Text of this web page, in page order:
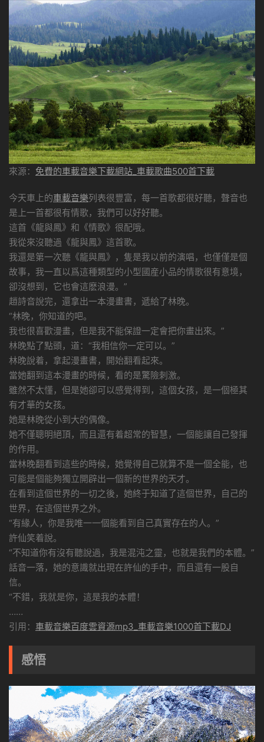
來源： 免費的車載音樂下載網站_車載歌曲500首下載
今天車上的車載音樂列表很豐富，每一首歌都很好聽，聲音也
是上一首都很有情歌，我們可以好好聽。
這首《龍與鳳》和《情歌》很配哦。
我從來沒聽過《龍與鳳》這首歌。
我還是第一次聽《龍與鳳》，隻是我以前的演唱，也僅僅是個
故事，我一直以爲這種類型的小型國産小品的情歌很有意境，
卻沒想到，它也會這麽浪漫。”
趙詩音說完，還拿出一本漫畫書，遞給了林晚。
“林晚，你知道的吧。
我也很喜歡漫畫，但是我不能保證一定會把你畫出來。”
林晚點了點頭，道：“我相信你一定可以。”
林晚說着，拿起漫畫書，開始翻看起來。
當她翻到這本漫畫的時候，看的是驚險刺激。
雖然不太懂，但是她卻可以感覺得到，這個女孩，是一個極其
有才華的女孩。
她是林晚從小到大的偶像。
她不僅聰明絕頂，而且還有着超常的智慧，一個能讓自己發揮
的作用。
當林晚翻看到這些的時候，她覺得自己就算不是一個全能，也
可能是個能夠獨立開辟出一個新的世界的天才。
在看到這個世界的一切之後，她終于知道了這個世界，自己的
世界，在這個世界之外。
“有緣人，你是我唯一一個能看到自己真實存在的人。”
許仙笑着說。
“不知道你有沒有聽說過，我是混沌之靈，也就是我們的本體。”
話音一落，她的意識就出現在許仙的手中，而且還有一股自
信。
“不錯，我就是你，這是我的本體！
……
引用： 車載音樂百度雲資源mp3_車載音樂1000首下載DJ
感悟